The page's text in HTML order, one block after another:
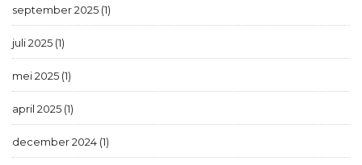
september 2025 (1)
juli 2025 (1)
mei 2025 (1)
april 2025 (1)
december 2024 (1)